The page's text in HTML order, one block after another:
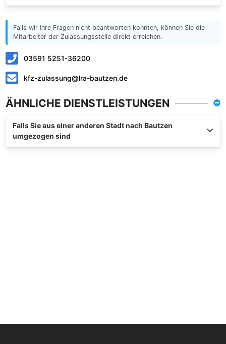
Falls wir Ihre Fragen nicht beantworten konnten, können Sie die
Mitarbeiter der Zulassungsstelle direkt erreichen.
03591 5251-36200
kfz-zulassung@lra-bautzen.de
ÄHNLICHE DIENSTLEISTUNGEN
Falls Sie aus einer anderen Stadt nach Bautzen
umgezogen sind